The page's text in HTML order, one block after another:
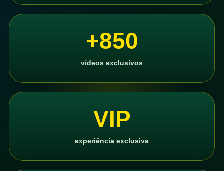
+850
vídeos exclusivos
VIP
experiência exclusiva